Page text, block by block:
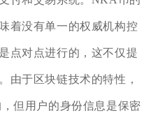
着没有单一的权威机构控
点对点进行的，这不仅提
由于区块链技术的特性，
但用户的身份信息是保密